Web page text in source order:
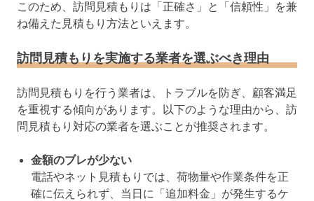
このため、訪問見積もりは「正確さ」と「信頼性」を兼
ね備えた見積もり方法といえます。
訪問見積もりを実施する業者を選ぶべき理由
訪問見積もりを行う業者は、トラブルを防ぎ、顧客満足
を重視する傾向があります。以下のような理由から、訪
問見積もり対応の業者を選ぶことが推奨されます。
金額のブレが少ない
電話やネット見積もりでは、荷物量や作業条件を正
確に伝えられず、当日に「追加料金」が発生するケ